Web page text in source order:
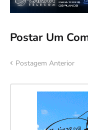
Postar Um
Postagem Anterior